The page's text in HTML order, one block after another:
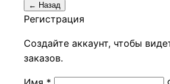
← Назад
Регистрация
Создайте аккаунт, чтобы
заказов.